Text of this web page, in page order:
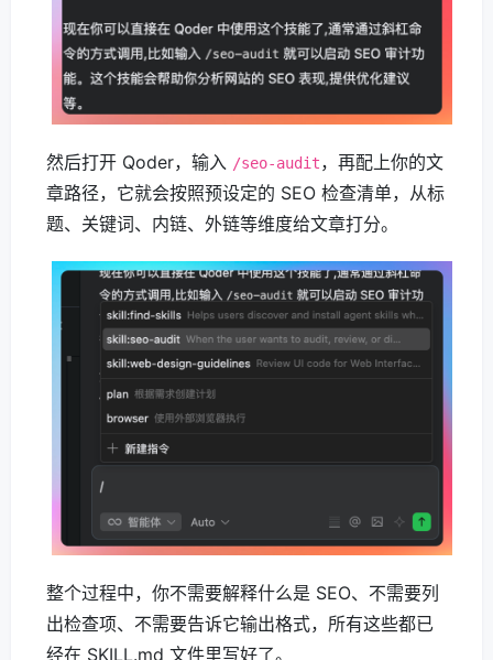
然后打开 Qoder，输入 /seo-audit，再配上你的文
章路径，它就会按照预设定的 SEO 检查清单，从标
题、关键词、内链、外链等维度给文章打分。
整个过程中，你不需要解释什么是 SEO、不需要列
出检查项、不需要告诉它输出格式，所有这些都已
经在 SKILL.md 文件里写好了。